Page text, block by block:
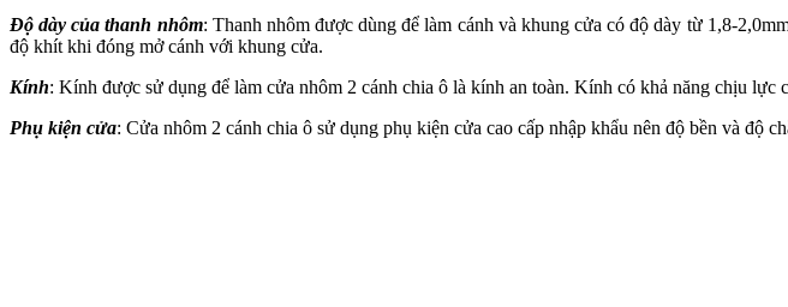
Độ dày của thanh nhôm: Thanh nhôm được dùng để làm cánh và khung cửa có độ dày từ 1,8-
độ khít khi đóng mở cánh với khung cửa.
Kính: Kính được sử dụng để làm cửa nhôm 2 cánh chia ô là kính an toàn. Kính có khả năng chịu lực
Phụ kiện cửa: Cửa nhôm 2 cánh chia ô sử dụng phụ kiện cửa cao cấp nhập khẩu nên độ bền và độ